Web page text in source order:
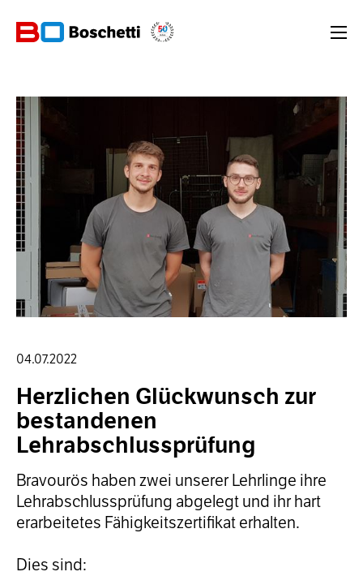
04.07.2022
Herzlichen Glückwunsch zur
bestandenen
Lehrabschlussprüfung
Bravourös haben zwei unserer Lehrlinge ihre
Lehrabschlussprüfung abgelegt und ihr hart
erarbeitetes Fähigkeitszertifikat erhalten.
Dies sind: